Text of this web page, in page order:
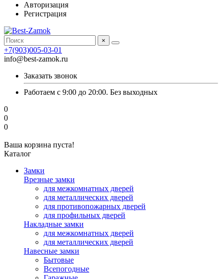
Авторизация
Регистрация
×
+7(903)005-03-01
info@best-zamok.ru
Заказать звонок
Работаем с 9:00 до 20:00. Без выходных
0
0
0
Ваша корзина пуста!
Каталог
Замки
Врезные замки
для межкомнатных дверей
для металлических дверей
для противопожарных дверей
для профильных дверей
Накладные замки
для межкомнатных дверей
для металлических дверей
Навесные замки
Бытовые
Всепогодные